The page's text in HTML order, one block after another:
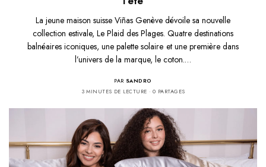
La jeune maison suisse Viñas Genève dévoile sa nouvelle
collection estivale, Le Plaid des Plages. Quatre destinations
balnéaires iconiques, une palette solaire et une première dans
l’univers de la marque, le coton.…
PAR SANDRO
3 MINUTES DE LECTURE
0 PARTAGES